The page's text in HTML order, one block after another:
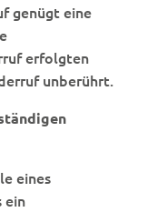
genügt eine
erfolgten
unberührt.
eines
ein